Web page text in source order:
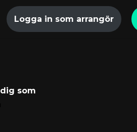
Logga in som arrangör
som